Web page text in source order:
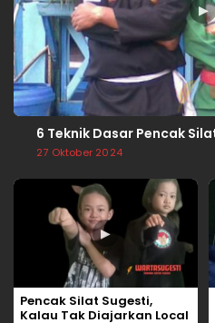
▶
6 Teknik Dasar Pencak
27 Oktober 2024
▶
Pencak Silat Sugesti,
Kalau Tak Diajarkan Local